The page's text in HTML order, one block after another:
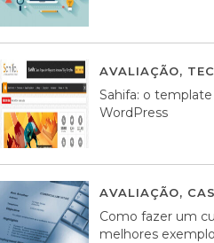
AVALIAÇÃO,
Sahifa: o
WordPress
AVALIAÇÃO,
Como fazer um
melhores